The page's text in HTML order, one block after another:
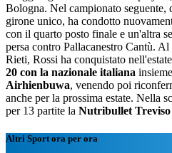
Bologna. Nel campionato
girone unico, ha condotto
con il quarto posto finale e un'altra
persa contro Pallacanestro Cantù.
Rieti, Rossi ha conquistato
20 con la nazionale italiana
Airhienbuwa, venendo poi
anche per la prossima estate. Nella
per 13 partite la Nutribullet Treviso
Altri Sport ora per ora